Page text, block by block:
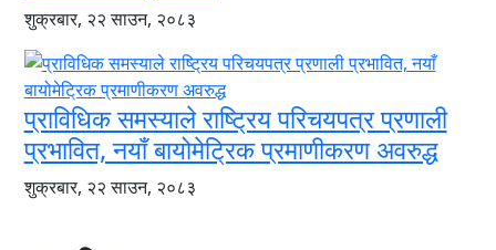
शुक्रबार, २२ साउन, २०८३
प्राविधिक समस्याले राष्ट्रिय परिचयपत्र प्रणाली
प्रभावित, नयाँ बायोमेट्रिक प्रमाणीकरण अवरुद्ध
शुक्रबार, २२ साउन, २०८३